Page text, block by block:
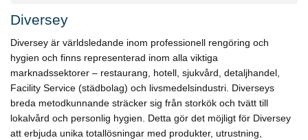
Diversey
Diversey är världsledande inom professionell rengöring och
hygien och finns representerad inom alla viktiga
marknadssektorer – restaurang, hotell, sjukvård, detaljhandel,
Facility Service (städbolag) och livsmedelsindustri. Diverseys
breda metodkunnande sträcker sig från storkök och tvätt till
lokalvård och personlig hygien. Detta gör det möjligt för Diversey
att erbjuda unika totallösningar med produkter, utrustning,